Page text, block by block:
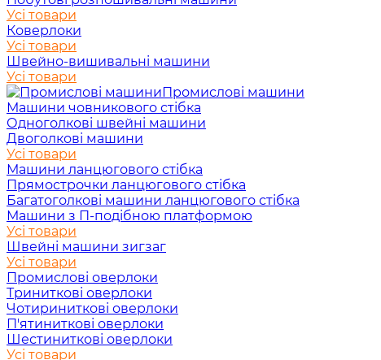
Усі товари
Коверлоки
Усі товари
Швейно-вишивальні машини
Усі товари
Промислові машини
Машини човникового стібка
Одноголкові швейні машини
Двоголкові машини
Усі товари
Машини ланцюгового стібка
Прямострочки ланцюгового стібка
Багатоголкові машини ланцюгового стібка
Машини з П-подібною платформою
Усі товари
Швейні машини зигзаг
Усі товари
Промислові оверлоки
Триниткові оверлоки
Чотириниткові оверлоки
П'ятиниткові оверлоки
Шестиниткові оверлоки
Усі товари